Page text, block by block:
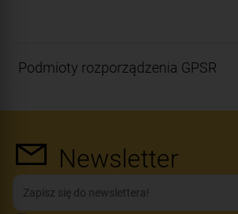
Podmioty rozporządzenia GPSR
Newsletter